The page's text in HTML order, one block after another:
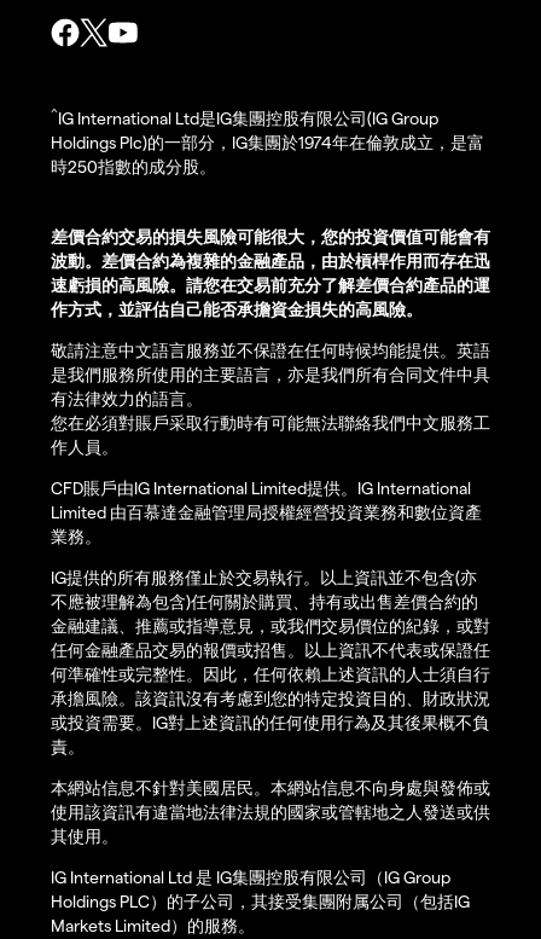
^IG International Ltd是IG集團控股有限公司(IG Group
Holdings Plc)的一部分，IG集團於1974年在倫敦成立，是富
時250指數的成分股。
差價合約交易的損失風險可能很大，您的投資價值可能會有
波動。差價合約為複雜的金融產品，由於槓桿作用而存在迅
速虧損的高風險。請您在交易前充分了解差價合約產品的運
作方式，並評估自己能否承擔資金損失的高風險。
敬請注意中文語言服務並不保證在任何時候均能提供。英語
是我們服務所使用的主要語言，亦是我們所有合同文件中具
有法律效力的語言。
您在必須對賬戶采取行動時有可能無法聯絡我們中文服務工
作人員。
CFD賬戶由IG International Limited提供。IG International
Limited 由百慕達金融管理局授權經營投資業務和數位資產
業務。
IG提供的所有服務僅止於交易執行。以上資訊並不包含(亦
不應被理解為包含)任何關於購買、持有或出售差價合約的
金融建議、推薦或指導意見，或我們交易價位的紀錄，或對
任何金融產品交易的報價或招售。以上資訊不代表或保證任
何準確性或完整性。因此，任何依賴上述資訊的人士須自行
承擔風險。該資訊沒有考慮到您的特定投資目的、財政狀況
或投資需要。IG對上述資訊的任何使用行為及其後果概不負
責。
本網站信息不針對美國居民。本網站信息不向身處與發佈或
使用該資訊有違當地法律法規的國家或管轄地之人發送或供
其使用。
IG International Ltd 是 IG集團控股有限公司（IG Group
Holdings PLC）的子公司，其接受集團附属公司（包括IG
Markets Limited）的服務。